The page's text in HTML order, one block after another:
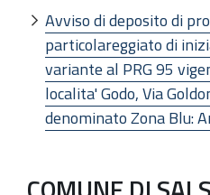
Avviso di deposito di
particolareggiato di
variante al PRG 95
localita' Godo, Via
denominato Zona Blu: